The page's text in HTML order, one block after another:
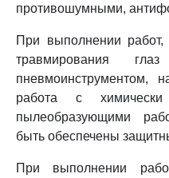
противошумными,
При выполнении
травмирования
пневмоинструментом,
работа с
пылеобразующими
быть обеспечены
При выполнении